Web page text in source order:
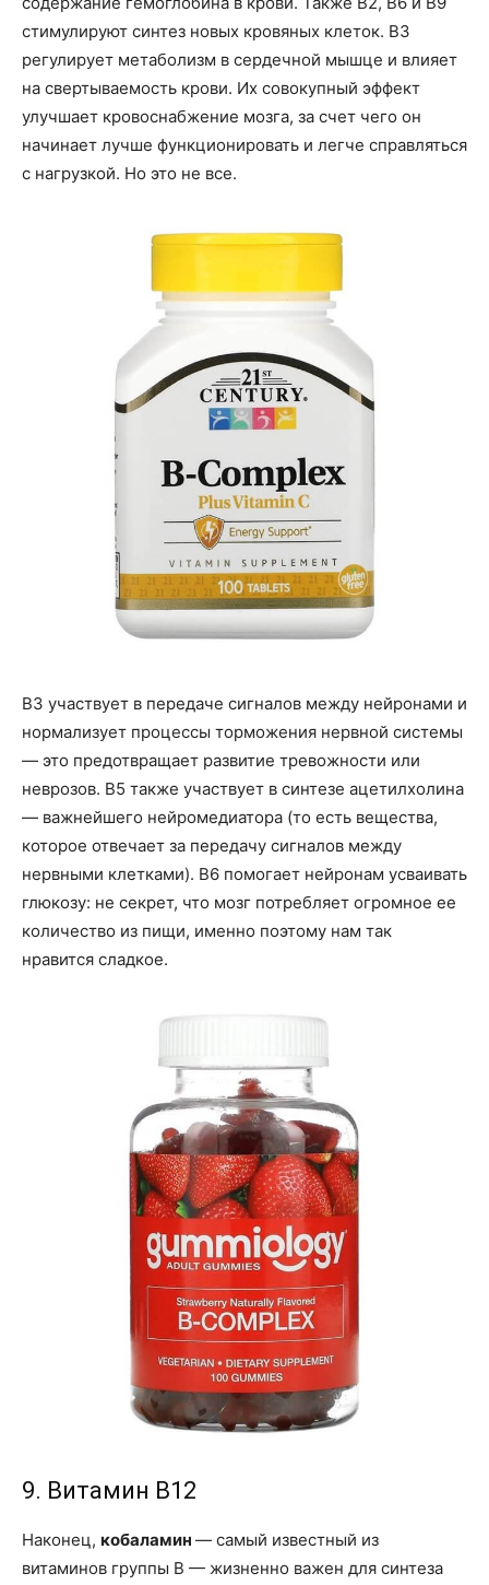
стимулируют синтез новых кровяных клеток. B3
регулирует метаболизм в сердечной мышце и влияет
на свертываемость крови. Их совокупный эффект
улучшает кровоснабжение мозга, за счет чего он
начинает лучше функционировать и легче справляться
с нагрузкой. Но это не все.
B3 участвует в передаче сигналов между нейронами и
нормализует процессы торможения нервной системы
— это предотвращает развитие тревожности или
неврозов. B5 также участвует в синтезе ацетилхолина
— важнейшего нейромедиатора (то есть вещества,
которое отвечает за передачу сигналов между
нервными клетками). B6 помогает нейронам усваивать
глюкозу: не секрет, что мозг потребляет огромное ее
количество из пищи, именно поэтому нам так
нравится сладкое.
9. Витамин B12
Наконец, кобаламин — самый известный из
витаминов группы B — жизненно важен для синтеза